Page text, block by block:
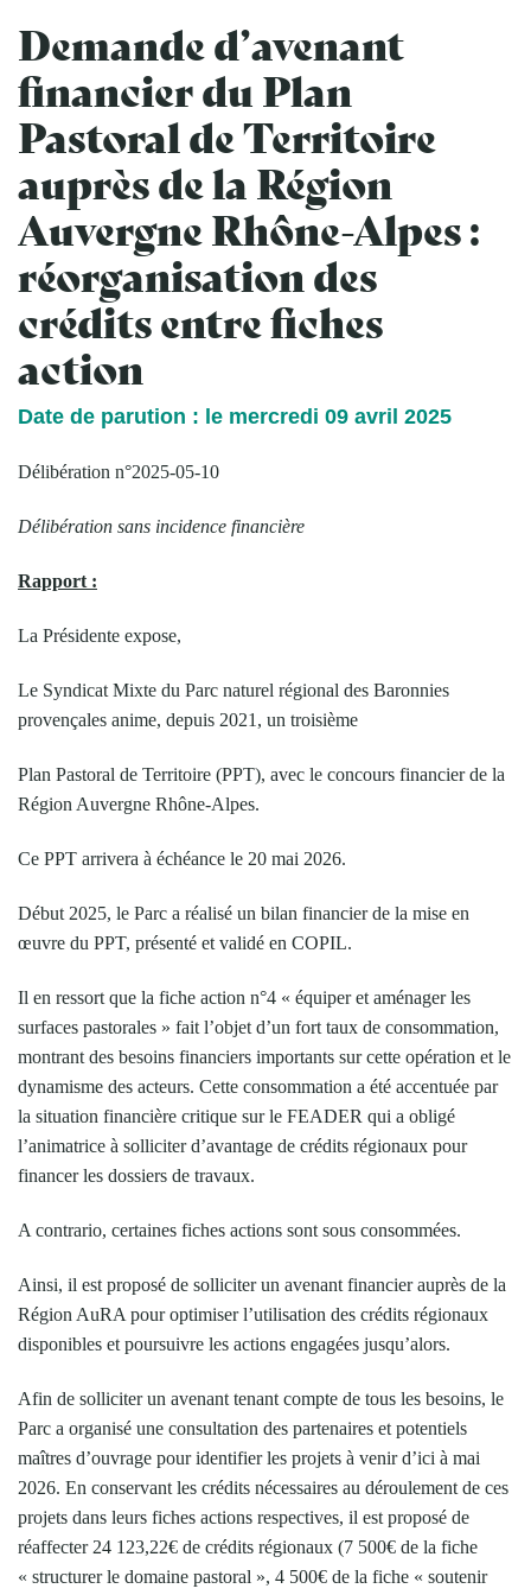
Demande d’avenant
financier du Plan
Pastoral de Territoire
auprès de la Région
Auvergne Rhône-Alpes :
réorganisation des
crédits entre fiches
action
Date de parution : le mercredi 09 avril 2025
Délibération n°2025-05-10
Délibération sans incidence financière
Rapport :
La Présidente expose,
Le Syndicat Mixte du Parc naturel régional des Baronnies
provençales anime, depuis 2021, un troisième
Plan Pastoral de Territoire (PPT), avec le concours financier de la
Région Auvergne Rhône-Alpes.
Ce PPT arrivera à échéance le 20 mai 2026.
Début 2025, le Parc a réalisé un bilan financier de la mise en
œuvre du PPT, présenté et validé en COPIL.
Il en ressort que la fiche action n°4 « équiper et aménager les
surfaces pastorales » fait l’objet d’un fort taux de consommation,
montrant des besoins financiers importants sur cette opération et le
dynamisme des acteurs. Cette consommation a été accentuée par
la situation financière critique sur le FEADER qui a obligé
l’animatrice à solliciter d’avantage de crédits régionaux pour
financer les dossiers de travaux.
A contrario, certaines fiches actions sont sous consommées.
Ainsi, il est proposé de solliciter un avenant financier auprès de la
Région AuRA pour optimiser l’utilisation des crédits régionaux
disponibles et poursuivre les actions engagées jusqu’alors.
Afin de solliciter un avenant tenant compte de tous les besoins, le
Parc a organisé une consultation des partenaires et potentiels
maîtres d’ouvrage pour identifier les projets à venir d’ici à mai
2026. En conservant les crédits nécessaires au déroulement de ces
projets dans leurs fiches actions respectives, il est proposé de
réaffecter 24 123,22€ de crédits régionaux (7 500€ de la fiche
« structurer le domaine pastoral », 4 500€ de la fiche « soutenir